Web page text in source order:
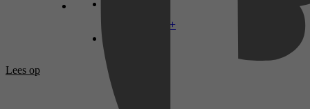
Disney+
Lees op